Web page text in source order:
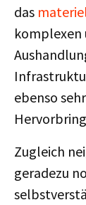
das
komplexen
ebenso
Zugleich
geradezu